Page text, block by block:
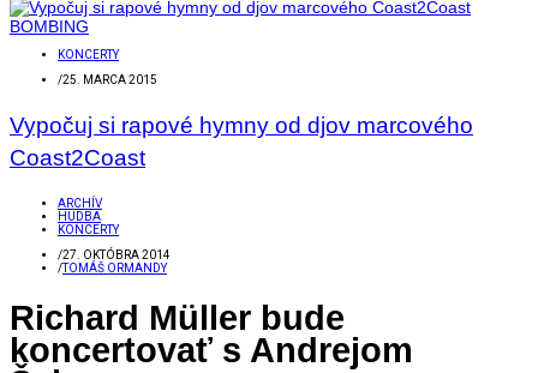
KONCERTY
/25. MARCA 2015
Vypočuj si rapové hymny od djov marcového
Coast2Coast
ARCHÍV
HUDBA
KONCERTY
/27. OKTÓBRA 2014
/TOMÁŠ ORMANDY
Richard Müller bude
koncertovať s Andrejom